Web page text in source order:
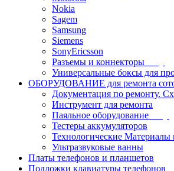
Nokia
Sagem
Samsung
Siemens
SonyEricsson
Разъемы и коннекторы
Универсальные боксы для
ОБОРУДОВАНИЕ для ремонта
Документация по ремонту.
Инструмент для ремонта
Паяльное оборудование
Тестеры аккумуляторов
Технологические Материалы
Ультразвуковые ванны
Платы телефонов и планшетов
Подложки клавиатуры телефонов